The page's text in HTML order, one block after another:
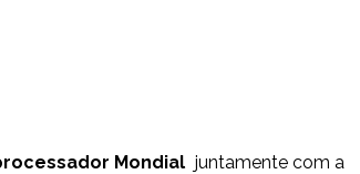
Mondial juntamente com a